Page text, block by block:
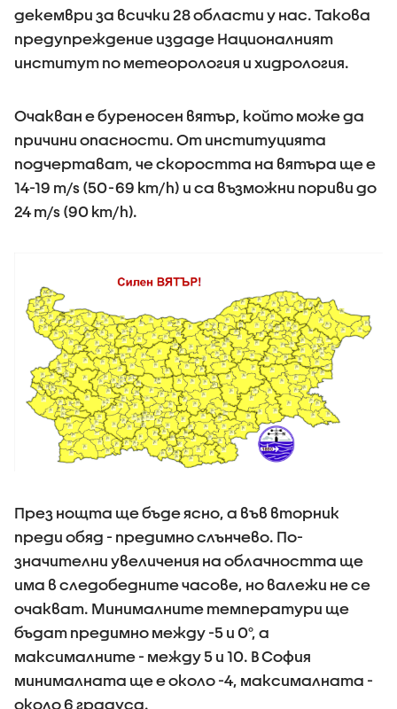
декември за всички 28 области у нас. Такова
предупреждение издаде Националният
институт по метеорология и хидрология.
Очакван е буреносен вятър, който може да
причини опасности. От институцията
подчертават, че скоростта на вятъра ще е
14-19 m/s (50-69 km/h) и са възможни пориви до
24 m/s (90 km/h).
През нощта ще бъде ясно, а във вторник
преди обяд - предимно слънчево. По-
значителни увеличения на облачността ще
има в следобедните часове, но валежи не се
очакват. Минималните температури ще
бъдат предимно между -5 и 0°, а
максималните - между 5 и 10. В София
минималната ще е около -4, максималната -
около 6 градуса.